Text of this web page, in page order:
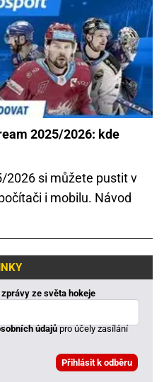
2025/2026: kde
2026 si můžete pustit v
i mobilu. Návod
ze světa hokeje
údajůpro účely zasílání